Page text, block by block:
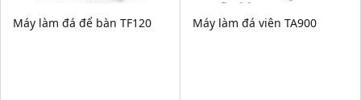
Máy làm đá để bàn TF120 Máy làm đá viên TA900